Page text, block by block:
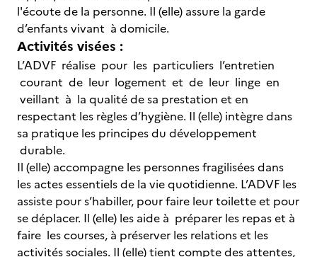
l'écoute de la personne. Il (elle) assure la garde
d’enfants vivant à domicile.
Activités visées :
L’ADVF réalise pour les particuliers l’entretien
courant de leur logement et de leur linge en
veillant à la qualité de sa prestation et en
respectant les règles d’hygiène. Il (elle) intègre dans
sa pratique les principes du développement
durable.
Il (elle) accompagne les personnes fragilisées dans
les actes essentiels de la vie quotidienne. L’ADVF les
assiste pour s’habiller, pour faire leur toilette et pour
se déplacer. Il (elle) les aide à préparer les repas et à
faire les courses, à préserver les relations et les
activités sociales. Il (elle) tient compte des attentes,